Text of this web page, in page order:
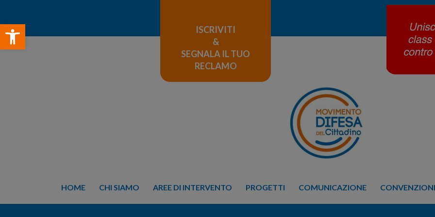
Open toolbar
ISCRIVITI
&
SEGNALA IL TUO
RECLAMO
HOME CHI SIAMO AREE DI INTERVENTO PROGETTI COMUNICAZIONE